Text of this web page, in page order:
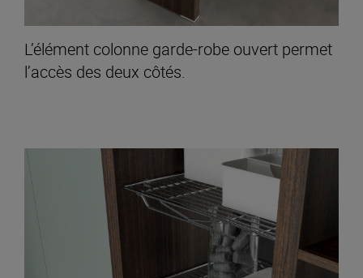
L’élément colonne garde-robe ouvert permet
l’accès des deux côtés.